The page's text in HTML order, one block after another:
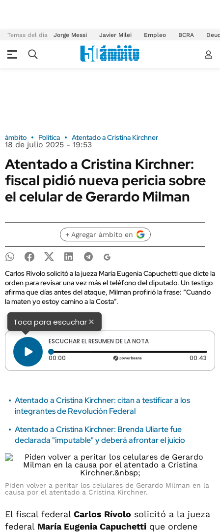
Temas del día Jorge Messi Javier Milei Empleo BCRA
ámbito Política Atentado a Cristina Kirchner
18 de julio 2025 - 19:53
Atentado a Cristina Kirchner:
fiscal pidió nueva pericia sobre
el celular de Gerardo Milman
+ Agregar ámbito en
Carlos Rívolo solicitó a la jueza María Eugenia Capuchetti que dicte la
orden para revisar una vez más el teléfono del diputado. Un testigo
afirma que días antes del ataque, Milman profirió la frase: “Cuando
la maten yo estoy camino a la Costa”.
Toca para escuchar×
ESCUCHAR EL RESUMEN DE LA NOTA
00:00 Tiempo transcurrido: 0 segundos 00:43
Atentado a Cristina Kirchner: citan a testificar a los
integrantes de Revolución Federal
Atentado a Cristina Kirchner: Brenda Uliarte fue
declarada "imputable" y deberá afrontar el juicio
Piden volver a peritar los celulares de Gerardo Milman en la
causa por el atentado a Cristina Kirchner.
El fiscal federal Carlos Rívolo solicitó a la jueza
federal María Eugenia Capuchetti que ordene